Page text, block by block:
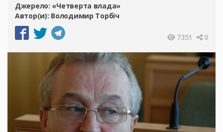
Джерело: «Четверта влада»
Автор(и): Володимир Торбіч
7351 0